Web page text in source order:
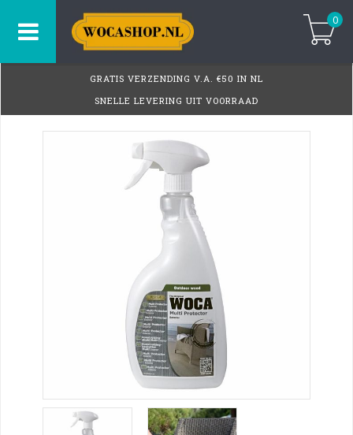
0
GRATIS VERZENDING V.A. €50 IN NL
SNELLE LEVERING UIT VOORRAAD